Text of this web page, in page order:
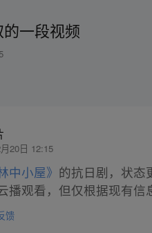
一段视频
20日 12:15
中小屋》 的抗日剧，状态
播观看，但仅根据现有信
馈